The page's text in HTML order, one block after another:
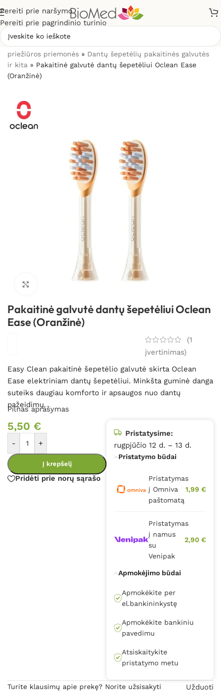
Pereiti prie naršymo
Pereiti prie pagrindinio turinio
priežiūros priemonės » Dantų šepetėlių pakaitinės galvutės
ir kita » Pakaitinė galvutė dantų šepetėliui Oclean Ease
(Oranžinė)
Spustelėkite, kad padidintumėte
Pakaitinė galvutė dantų šepetėliui Oclean
Ease (Oranžinė)
(1
įvertinimas)
Easy Clean pakaitinė šepetėlio galvutė skirta Oclean
Ease elektriniam dantų šepetėliui. Minkšta guminė danga
suteiks daugiau komforto ir apsaugos nuo dantų
pažeidimų.
Pilnas aprašymas
5,50 €
- +
Į krepšelį
Pridėti prie norų sąrašo
Pristatysime:
rugpjūčio 12 d. – 13 d.
Pristatymo būdai
Pristatymas
į Omniva
paštomatą
1,99 €
Pristatymas
į namus
su
Venipak
2,90 €
Apmokėjimo būdai
Apmokėkite per
el.bankininkystę
Apmokėkite bankiniu
pavedimu
Atsiskaitykite
pristatymo metu
Turite klausimų apie prekę? Norite užsisakyti
Užduoti